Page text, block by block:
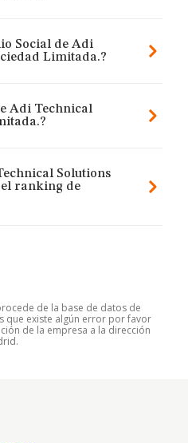
Social de Adi
Limitada.?
Adi Technical
Solutions
ranking de
de la base de datos de
que existe algún error por favor
de la empresa a la dirección